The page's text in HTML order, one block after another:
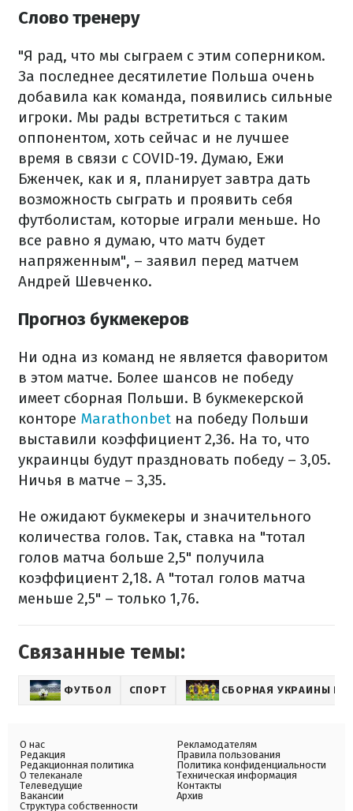
Слово тренеру
"Я рад, что мы сыграем с этим соперником.
За последнее десятилетие Польша очень
добавила как команда, появились сильные
игроки. Мы рады встретиться с таким
оппонентом, хоть сейчас и не лучшее
время в связи с COVID-19. Думаю, Ежи
Бженчек, как и я, планирует завтра дать
возможность сыграть и проявить себя
футболистам, которые играли меньше. Но
все равно я думаю, что матч будет
напряженным", – заявил перед матчем
Андрей Шевченко.
Прогноз букмекеров
Ни одна из команд не является фаворитом
в этом матче. Более шансов не победу
имеет сборная Польши. В букмекерской
конторе Marathonbet на победу Польши
выставили коэффициент 2,36. На то, что
украинцы будут праздновать победу – 3,05.
Ничья в матче – 3,35.
Не ожидают букмекеры и значительного
количества голов. Так, ставка на "тотал
голов матча больше 2,5" получила
коэффициент 2,18. А "тотал голов матча
меньше 2,5" – только 1,76.
Связанные темы:
ФУТБОЛ СПОРТ СБОРНАЯ УКРАИНЫ
О нас
Редакция
Редакционная политика
О телеканале
Телеведущие
Вакансии
Структура собственности
Рекламодателям
Правила пользования
Политика конфиденциальности
Техническая информация
Контакты
Архив